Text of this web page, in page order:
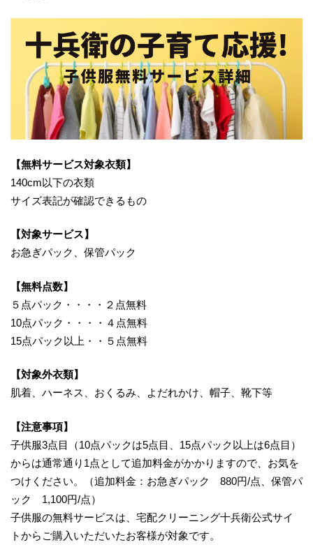
【無料サービス対象衣類】
140cm以下の衣類
サイズ表記が確認できるもの
【対象サービス】
お急ぎパック、保管パック
【無料点数】
５点パック・・・・２点無料
10点パック・・・・４点無料
15点パック以上・・５点無料
【対象外衣類】
肌着、ハーネス、おくるみ、よだれかけ、帽子、靴下等
【注意事項】
子供服3点目（10点パックは5点目、15点パック以上は6点目）
からは通常通り1点として追加料金がかかりますので、お気を
つけください。（追加料金：お急ぎパック 880円/点、保管パ
ック 1,100円/点）
子供服の無料サービスは、宅配クリーニング十兵衛公式サイ
トからご購入いただいたお客様が対象です。